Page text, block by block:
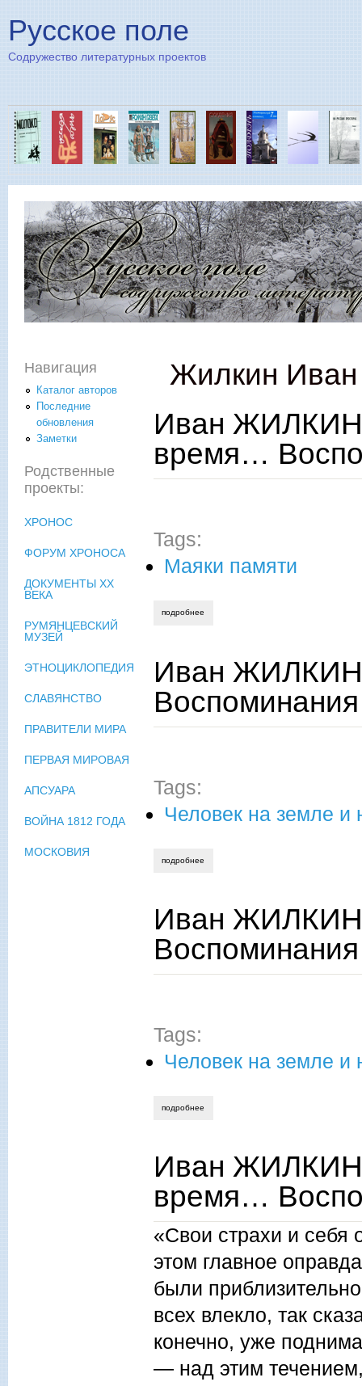
Русское поле
Содружество литературных проектов
Жилкин Иван
Иван
время…
Tags:
Маяки памяти
подробнее
Иван ЖИЛКИН
Воспоминания
Tags:
Человек на земле и
подробнее
Иван ЖИЛКИН
Воспоминания
Tags:
Человек на земле и
подробнее
Иван
время…
«Свои страхи и себя
этом главное
были
всех влекло, так
конечно, уже
— над этим
Навигация
Каталог авторов
Последние
обновления
Заметки
Родственные
проекты:
ХРОНОС
ФОРУМ ХРОНОСА
ДОКУМЕНТЫ XX
ВЕКА
РУМЯНЦЕВСКИЙ
МУЗЕЙ
ЭТНОЦИКЛОПЕДИЯ
СЛАВЯНСТВО
ПРАВИТЕЛИ МИРА
ПЕРВАЯ МИРОВАЯ
АПСУАРА
ВОЙНА 1812 ГОДА
МОСКОВИЯ